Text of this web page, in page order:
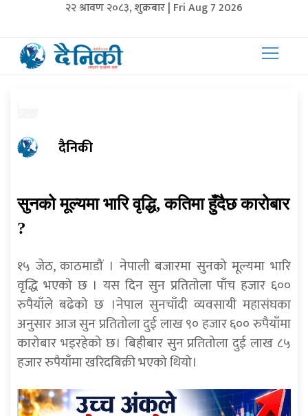
२२ श्रावण २०८३, शुक्रबार | Fri Aug 7 2026
दैनिकी
सुनको मूल्यमा भारि वृद्धि, कतिमा हुँदैछ कारोबार
?
१५ जेठ, काठमाडौं । नेपाली बजारमा सुनको मूल्यमा भारि
वृद्धि भएको छ । यस दिन सुन प्रतितोला पाँच हजार ६००
रुपैयाँले बढेको छ ।नेपाल सुनचाँदी व्यवसायी महासंघका
अनुसार आज सुन प्रतितोला दुई लाख ९० हजार ६०० रुपैयाँमा
कारोबार भइरहेको छ। बिहीबार सुन प्रतितोला दुई लाख ८५
हजार रुपैयाँमा खरिदबिक्री भएको थियो।